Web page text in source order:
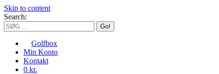
Skip to content
Search:
Golfbox
Min Konto
Kontakt
0 kr.